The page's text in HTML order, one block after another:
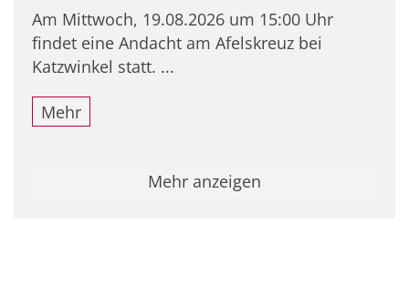
Am Mittwoch, 19.08.2026 um 15:00 Uhr
findet eine Andacht am Afelskreuz bei
Katzwinkel statt. ...
Mehr
Mehr anzeigen